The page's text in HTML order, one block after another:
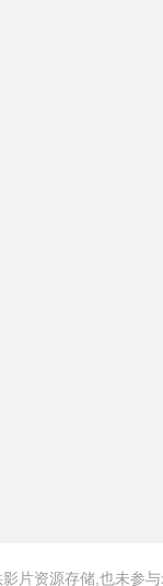
片资源存储,也未参